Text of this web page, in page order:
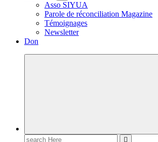
Asso SIYUA
Parole de réconciliation Magazine
Témoignages
Newsletter
Don